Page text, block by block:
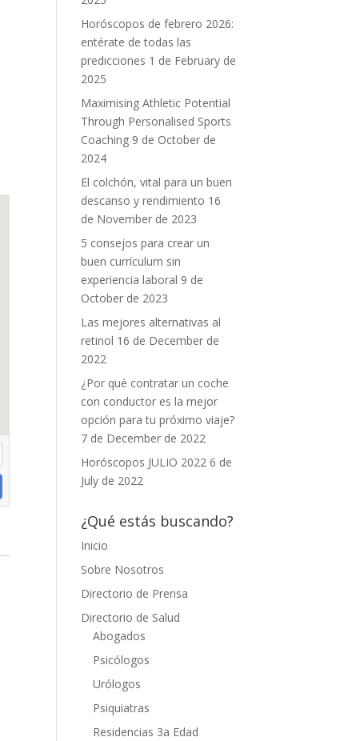
Horóscopos de febrero 2026:
entérate de todas las
predicciones 1 de February de
2025
Maximising Athletic Potential
Through Personalised Sports
Coaching 9 de October de
2024
El colchón, vital para un buen
descanso y rendimiento 16
de November de 2023
5 consejos para crear un
buen currículum sin
experiencia laboral 9 de
October de 2023
Las mejores alternativas al
retinol 16 de December de
2022
¿Por qué contratar un coche
con conductor es la mejor
opción para tu próximo viaje?
7 de December de 2022
Horóscopos JULIO 2022 6 de
July de 2022
¿Qué estás buscando?
Inicio
Sobre Nosotros
Directorio de Prensa
Directorio de Salud
Abogados
Psicólogos
Urólogos
Psiquiatras
Residencias 3a Edad